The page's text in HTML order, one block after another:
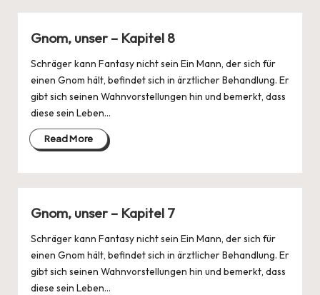
Gnom, unser – Kapitel 8
Schräger kann Fantasy nicht sein Ein Mann, der sich für
einen Gnom hält, befindet sich in ärztlicher Behandlung. Er
gibt sich seinen Wahnvorstellungen hin und bemerkt, dass
diese sein Leben…
Read More
Gnom, unser – Kapitel 7
Schräger kann Fantasy nicht sein Ein Mann, der sich für
einen Gnom hält, befindet sich in ärztlicher Behandlung. Er
gibt sich seinen Wahnvorstellungen hin und bemerkt, dass
diese sein Leben…